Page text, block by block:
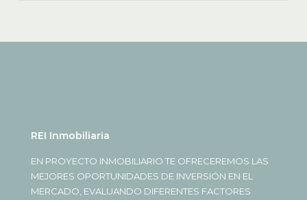
REI Inmobiliaria
EN PROYECTO INMOBILIARIO TE OFRECEREMOS LAS
MEJORES OPORTUNIDADES DE INVERSIÓN EN EL
MERCADO, EVALUANDO DIFERENTES FACTORES